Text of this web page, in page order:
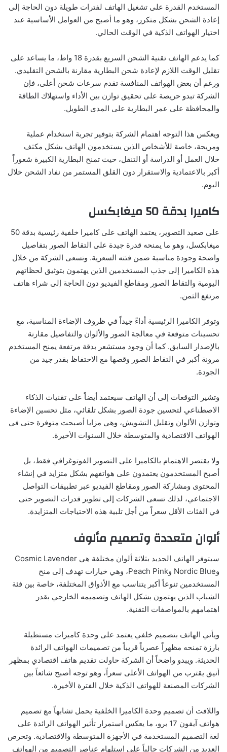
المستخدم القدرة على تشغيل الهاتف لفترات طويلة دون الحاجة إلى
إعادة الشحن بشكل متكرر، وهو ما أصبح من العوامل الأساسية عند
اختيار الهواتف الذكية في الوقت الحالي.
كما يدعم الهاتف تقنية الشحن السريع بقدرة 18 واط، ما يساعد على
تقليل الوقت اللازم لإعادة شحن البطارية مقارنة بالشحن التقليدي.
ورغم أن بعض الهواتف المنافسة تقدم سرعات شحن أعلى، فإن
الشركة تبدو حريصة على تحقيق توازن بين الأداء واستهلاك الطاقة
والمحافظة على عمر البطارية على المدى الطويل.
ويعكس هذا التوجه اهتمام الشركة بتوفير تجربة استخدام عملية
ومريحة، خاصة للأشخاص الذين يستخدمون الهاتف بشكل مكثف
خلال العمل أو الدراسة أو التنقل، حيث تمنح البطارية الكبيرة شعوراً
أكبر بالاعتمادية والاستقرار دون القلق المستمر من نفاد الشحن خلال
اليوم.
كاميرا بدقة 50 ميغابكسل
على صعيد التصوير، يعتمد الهاتف على كاميرا خلفية رئيسية بدقة 50
ميغابكسل، وهو ما يمنحه قدرة جيدة على التقاط الصور بتفاصيل
واضحة وجودة مناسبة ضمن فئته السعرية. وتسعى الشركة من خلال
هذه الكاميرا إلى جذب المستخدمين الذين يهتمون بتوثيق لحظاتهم
اليومية والتقاط الصور ومقاطع الفيديو دون الحاجة إلى شراء هاتف
مرتفع الثمن.
وتوفر الكاميرا الرئيسية أداءً جيداً في ظروف الإضاءة المناسبة، مع
تحسينات متوقعة في معالجة الصور والألوان والتفاصيل مقارنة
بالإصدار السابق. كما أن وجود مستشعر بدقة مرتفعة يمنح المستخدم
مرونة أكبر في التقاط الصور وقصها مع الاحتفاظ بقدر جيد من
الجودة.
وتشير التوقعات إلى أن الهاتف سيعتمد أيضاً على تقنيات الذكاء
الاصطناعي لتحسين جودة الصور بشكل تلقائي، مثل تحسين الإضاءة
وتوازن الألوان وتقليل التشويش، وهي مزايا أصبحت متوفرة حتى في
الهواتف الاقتصادية والمتوسطة خلال السنوات الأخيرة.
ولا يقتصر الاهتمام بالكاميرا على التصوير الفوتوغرافي فقط، بل
أصبح المستخدمون يعتمدون على هواتفهم بشكل متزايد في إنشاء
المحتوى ومشاركة الصور ومقاطع الفيديو عبر تطبيقات التواصل
الاجتماعي، لذلك تسعى الشركات إلى تطوير قدرات التصوير حتى
في الفئات الأقل سعراً من أجل تلبية هذه الاحتياجات المتزايدة.
ألوان متعددة وتصميم مألوف
سيتوفر الهاتف الجديد بثلاثة ألوان مختلفة هي Cosmic Lavender
وNordic Blue وPeach Pink، وهي خيارات تهدف إلى منح
المستخدمين تنوعاً أكبر يتناسب مع الأذواق المختلفة، خاصة بين فئة
الشباب الذين يهتمون بشكل الهاتف وتصميمه الخارجي بقدر
اهتمامهم بالمواصفات التقنية.
ويأتي الهاتف بتصميم خلفي يعتمد على وحدة كاميرات مستطيلة
بارزة تمنحه مظهراً عصرياً قريباً من تصميمات الهواتف الرائدة
الحديثة. ويبدو واضحاً أن الشركة حاولت تقديم هاتف اقتصادي بمظهر
أنيق يقترب من الهواتف الأعلى سعراً، وهو توجه أصبح شائعاً بين
الشركات المصنعة للهواتف الذكية خلال الفترة الأخيرة.
واللافت أن تصميم وحدة الكاميرا الخلفية يحمل تشابهاً مع تصميم
هواتف آيفون 17 برو، ما يعكس استمرار تأثير الهواتف الرائدة على
لغة التصميم المستخدمة في الأجهزة المتوسطة والاقتصادية. وتحرص
العديد من الشركات حالياً على استلهام عناصر التصميم من الهواتف